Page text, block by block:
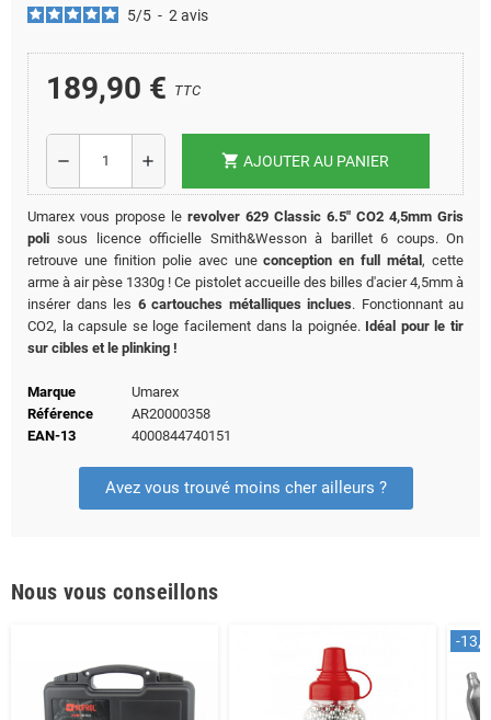
5/5 - 2 avis
189,90 € TTC
remove add shopping_cart AJOUTER AU PANIER
Umarex vous propose le revolver 629 Classic 6.5" CO2 4,5mm Gris
poli sous licence officielle Smith&Wesson à barillet 6 coups. On
retrouve une finition polie avec uneconception en full métal , cette
arme à air pèse 1330g ! Ce pistolet accueille des billes d'acier 4,5mm à
insérer dans les 6 cartouches métalliques inclues. Fonctionnant au
CO2, la capsule se loge facilement dans la poignée. Idéal pour le tir
sur cibles et le plinking !
Marque
Umarex
Référence
AR20000358
EAN-13
4000844740151
Avez vous trouvé moins cher ailleurs ?
Nous vous conseillons
-